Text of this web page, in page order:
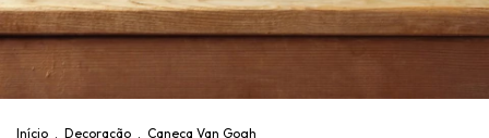
Início . Decoração . Caneca Van Gogh